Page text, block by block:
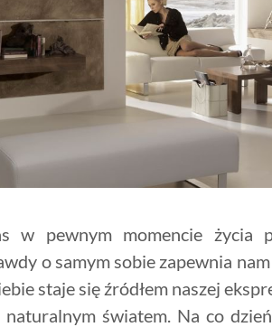
w pewnym momencie życia
o samym sobie zapewnia
staje się źródłem naszej
światem. Na co